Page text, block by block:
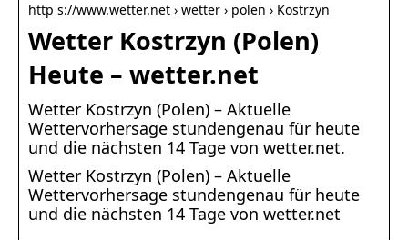
http s://www.wetter.net › wetter › polen › Kostrzyn
Wetter Kostrzyn (Polen)
Heute – wetter.net
Wetter Kostrzyn (Polen) – Aktuelle
Wettervorhersage stundengenau für heute
und die nächsten 14 Tage von wetter.net.
Wetter Kostrzyn (Polen) – Aktuelle
Wettervorhersage stundengenau für heute
und die nächsten 14 Tage von wetter.net